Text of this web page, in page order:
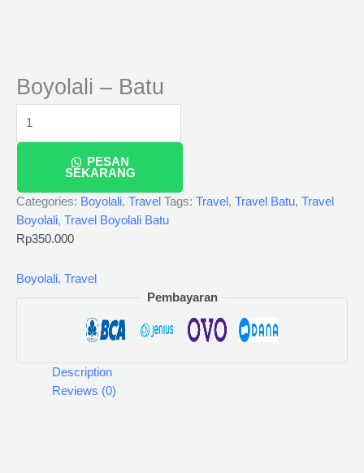
Boyolali – Batu
PESAN
SEKARANG
Categories: Boyolali, Travel Tags: Travel , Travel Batu, Travel
Boyolali, Travel Boyolali Batu
Rp350.000
Boyolali, Travel
Pembayaran
Description
Reviews (0)